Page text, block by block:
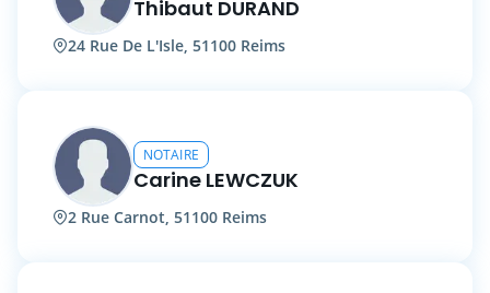
Thibaut DURAND
24 Rue De L'Isle, 51100 Reims
NOTAIRE
Carine LEWCZUK
2 Rue Carnot, 51100 Reims